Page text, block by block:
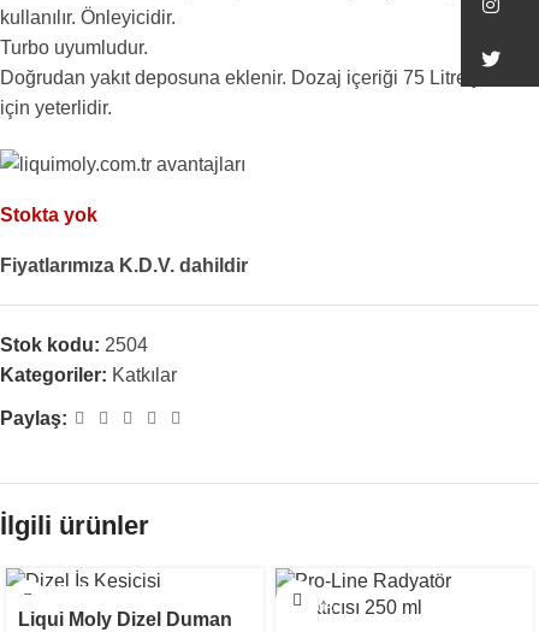
kullanılır. Önleyicidir.
Turbo uyumludur.
Doğrudan yakıt deposuna eklenir. Dozaj içeriği 75 Litre yakıt
için yeterlidir.
Stokta yok
Fiyatlarımıza K.D.V. dahildir
Stok kodu: 2504
Kategoriler: Katkılar
Paylaş:
İlgili ürünler
STOKTA YOK
Liqui Moly Dizel Duman